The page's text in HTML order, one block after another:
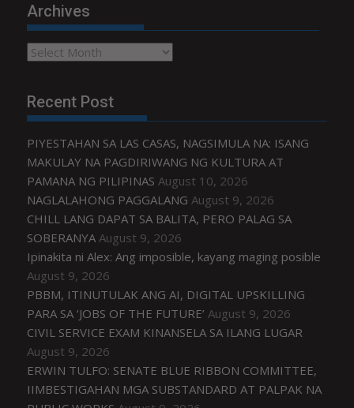
Archives
Archives
Recent Post
PIYESTAHAN SA LAS CASAS, NAGSIMULA NA: ISANG
MAKULAY NA PAGDIRIWANG NG KULTURA AT
PAMANA NG PILIPINAS August 10, 2026
NAGLALAHONG PAGGALANG August 9, 2026
CHILL LANG DAPAT SA BALITA, PERO PALAG SA
SOBERANYA August 9, 2026
Ipinakita ni Alex: Ang imposible, kayang maging posible
August 9, 2026
PBBM, ITINUTULAK ANG AI, DIGITAL UPSKILLING
PARA SA ‘JOBS OF THE FUTURE’ August 9, 2026
CIVIL SERVICE EXAM KINANSELA SA ILANG LUGAR
August 9, 2026
ERWIN TULFO: SENATE BLUE RIBBON COMMITTEE,
IIMBESTIGAHAN MGA SUBSTANDARD AT PALPAK NA